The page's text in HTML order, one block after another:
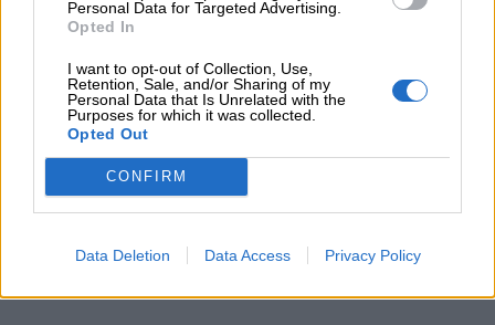
Personal Data for Targeted Advertising.
Opted In
I want to opt-out of Collection, Use,
Retention, Sale, and/or Sharing of my
Personal Data that Is Unrelated with the
Purposes for which it was collected.
Opted Out
CONFIRM
Data Deletion Data Access Privacy Policy